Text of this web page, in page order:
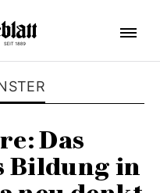
Das
Bildung in